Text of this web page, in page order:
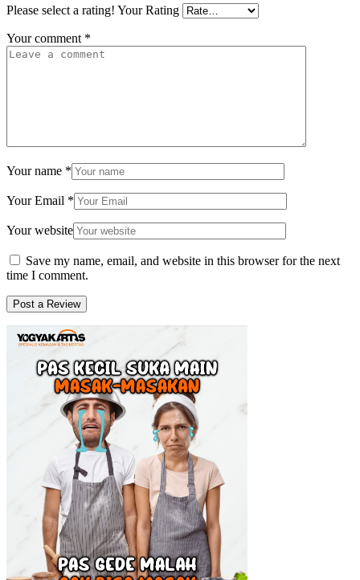
Please select a rating! Your Rating
Your comment *
Your name *
Your Email *
Your website
Save my name, email, and website in this browser for the next
time I comment.